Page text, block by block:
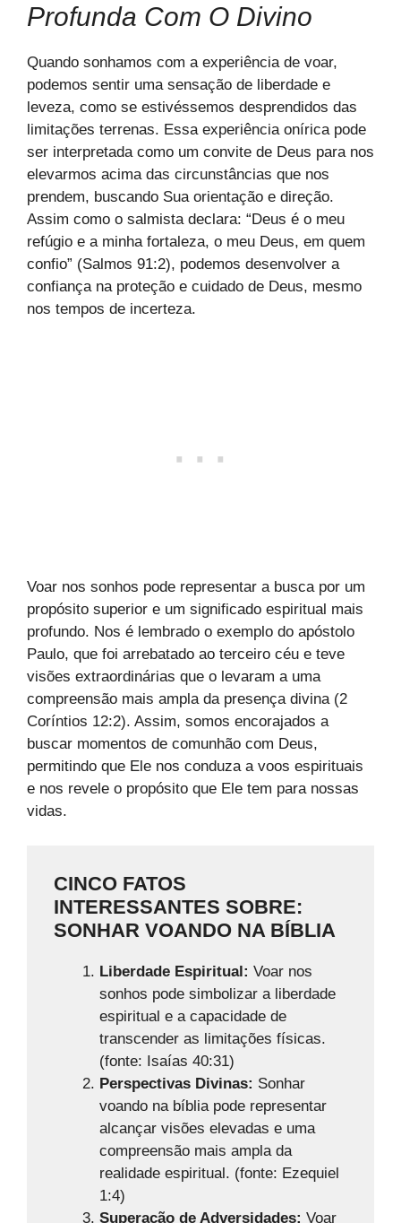
Profunda Com O Divino
Quando sonhamos com a experiência de voar,
podemos sentir uma sensação de liberdade e
leveza, como se estivéssemos desprendidos das
limitações terrenas. Essa experiência onírica pode
ser interpretada como um convite de Deus para nos
elevarmos acima das circunstâncias que nos
prendem, buscando Sua orientação e direção.
Assim como o salmista declara: “Deus é o meu
refúgio e a minha fortaleza, o meu Deus, em quem
confio” (Salmos 91:2), podemos desenvolver a
confiança na proteção e cuidado de Deus, mesmo
nos tempos de incerteza.
Voar nos sonhos pode representar a busca por um
propósito superior e um significado espiritual mais
profundo. Nos é lembrado o exemplo do apóstolo
Paulo, que foi arrebatado ao terceiro céu e teve
visões extraordinárias que o levaram a uma
compreensão mais ampla da presença divina (2
Coríntios 12:2). Assim, somos encorajados a
buscar momentos de comunhão com Deus,
permitindo que Ele nos conduza a voos espirituais
e nos revele o propósito que Ele tem para nossas
vidas.
CINCO FATOS
INTERESSANTES SOBRE:
SONHAR VOANDO NA BÍBLIA
Liberdade Espiritual: Voar nos
sonhos pode simbolizar a liberdade
espiritual e a capacidade de
transcender as limitações físicas.
(fonte: Isaías 40:31)
Perspectivas Divinas: Sonhar
voando na bíblia pode representar
alcançar visões elevadas e uma
compreensão mais ampla da
realidade espiritual. (fonte: Ezequiel
1:4)
Superação de Adversidades: Voar